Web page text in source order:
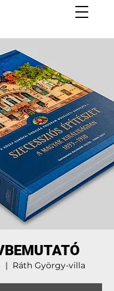
  |
Ráth György-villa